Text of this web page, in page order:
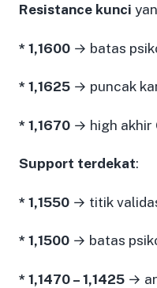
Resistance kunci
* 1,1600 → batas
* 1,1625 → puncak
* 1,1670 → high akhir
Support terdekat:
* 1,1550 → titik
* 1,1500 → batas
* 1,1470 – 1,1425 →